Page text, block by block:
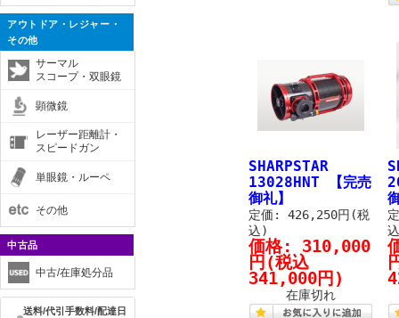
アウトドア・レジャー・
その他
サーマル
スコープ・双眼鏡
顕微鏡
レーザー距離計・
スピードガン
単眼鏡・ルーペ
その他
中古品
中古/在庫処分品
送料/代引手数料/配達日
SHARPSTAR
13028HNT 【完売
御礼】
定価: 426,250円(税
込)
価格: 310,000
円 (税込
341,000円)
在庫切れ